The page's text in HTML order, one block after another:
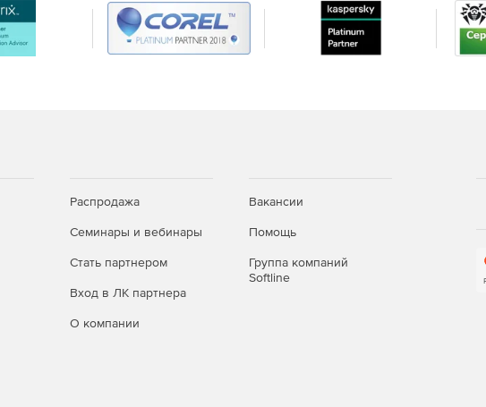
Распродажа
Семинары и вебинары
Стать партнером
Вход в ЛК партнера
О компании
Вакансии
Помощь
Группа компаний
Softline